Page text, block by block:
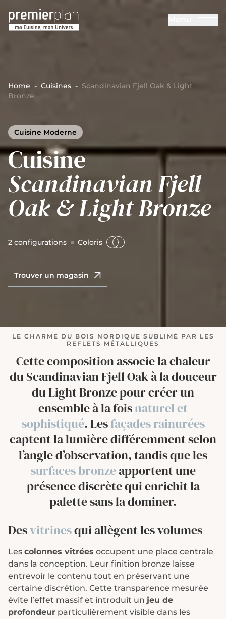
Home - Cuisines - Scandinavian Fjell Oak & Light
Bronze
Cuisine Moderne
Cuisine
Scandinavian Fjell
Oak & Light Bronze
2 configurations Coloris
Trouver un magasin
LE CHARME DU BOIS NORDIQUE SUBLIMÉ PAR LES
REFLETS MÉTALLIQUES
Cette composition associe la chaleur
du Scandinavian Fjell Oak à la douceur
du Light Bronze pour créer un
ensemble à la foisnaturel et
sophistiqué. Lesfaçades rainurées
captent la lumière différemment selon
l’angle d’observation, tandis que les
surfaces bronzeapportent une
présence discrète qui enrichit la
palette sans la dominer.
Desvitrinesqui allègent les volumes
Les colonnes vitrées occupent une place centrale
dans la conception. Leur finition bronze laisse
entrevoir le contenu tout en préservant une
certaine discrétion. Cette transparence mesurée
évite l’effet massif et introduit un jeu de
profondeur particulièrement visible dans les